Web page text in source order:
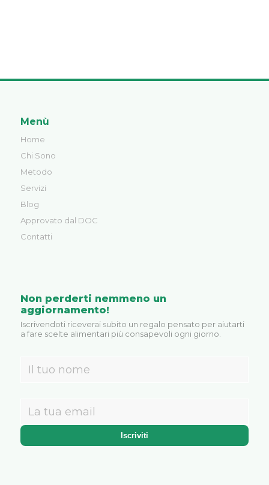
Menù
Home
Chi Sono
Metodo
Servizi
Blog
Approvato dal DOC
Contatti
Non perderti nemmeno un
aggiornamento!
Iscrivendoti riceverai subito un regalo pensato per aiutarti
a fare scelte alimentari più consapevoli ogni giorno.